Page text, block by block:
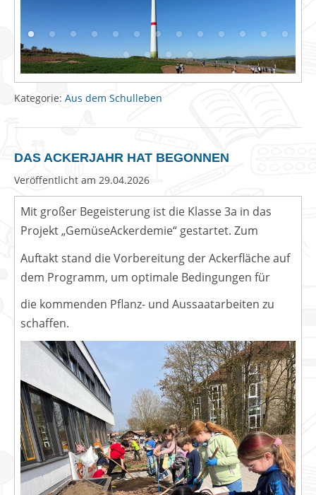
Kategorie: Aus dem Schulleben
DAS ACKERJAHR HAT BEGONNEN
Veröffentlicht am 29.04.2026
Mit großer Begeisterung ist die Klasse 3a in das
Projekt „GemüseAckerdemie“ gestartet. Zum
Auftakt stand die Vorbereitung der Ackerfläche auf
dem Programm, um optimale Bedingungen für
die kommenden Pflanz- und Aussaatarbeiten zu
schaffen.